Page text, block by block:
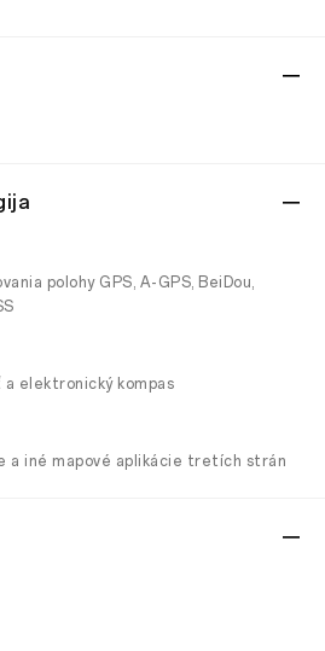
polohy GPS, A-GPS, BeiDou,
a elektronický kompas
a iné mapové aplikácie tretích strán